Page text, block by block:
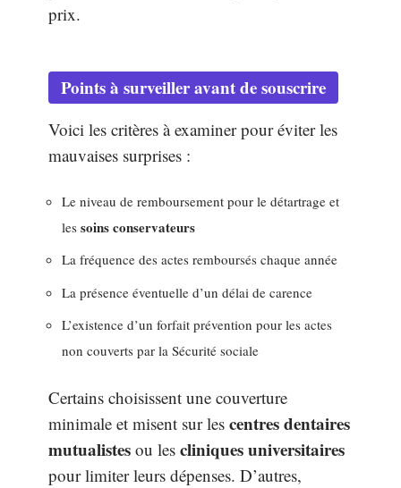
prix.
Points à surveiller avant de souscrire
Voici les critères à examiner pour éviter les
mauvaises surprises :
Le niveau de remboursement pour le détartrage et
les soins conservateurs
La fréquence des actes remboursés chaque année
La présence éventuelle d’un délai de carence
L’existence d’un forfait prévention pour les actes
non couverts par la Sécurité sociale
Certains choisissent une couverture
minimale et misent sur les centres dentaires
mutualistes ou les cliniques universitaires
pour limiter leurs dépenses. D’autres,